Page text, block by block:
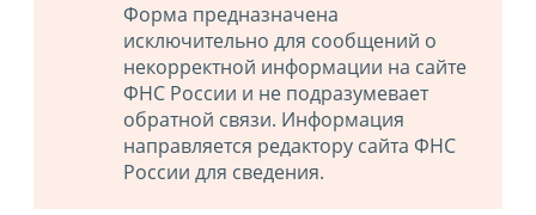
Форма предназначена
исключительно для сообщений о
некорректной информации на сайте
ФНС России и не подразумевает
обратной связи. Информация
направляется редактору сайта ФНС
России для сведения.